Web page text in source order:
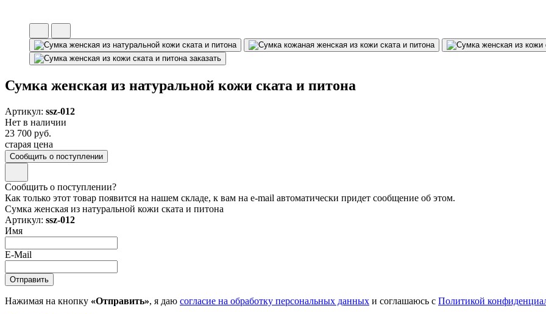
Сумка женская из натуральной кожи ската и питона
Артикул: ssz-012
Нет в наличии
23 700 руб.
старая цена
Сообщить о поступлении
Сообщить о поступлении?
Как только этот товар появится на нашем складе, к вам на e-mail автоматически придет сообщение об этом.
Сумка женская из натуральной кожи ската и питона
Артикул: ssz-012
Имя
E-Mail
Нажимая на кнопку «Отправить», я даю согласие на обработку персональных данных и соглашаюсь с Политикой